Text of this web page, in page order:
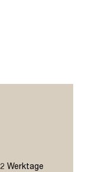
Werktage